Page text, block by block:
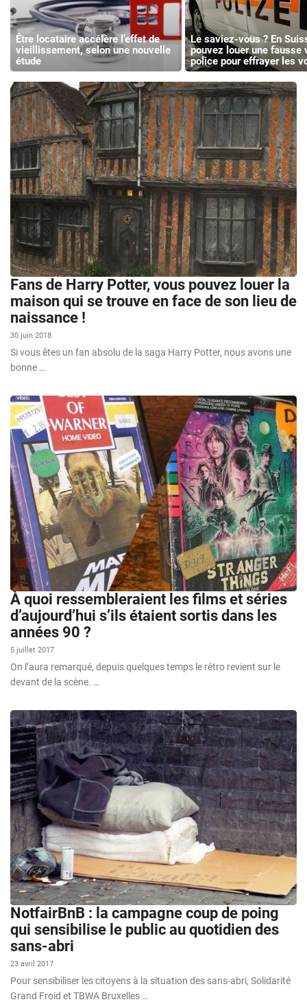
Être locataire accélère l’effet de
vieillissement, selon une nouvelle
étude
Le saviez-vous ? En
pouvez louer une fausse
police pour effrayer les
Fans de Harry Potter, vous pouvez louer la
maison qui se trouve en face de son lieu de
naissance !
30 juin 2018
Si vous êtes un fan absolu de la saga Harry Potter, nous avons une
bonne …
À quoi ressembleraient les films et séries
d’aujourd’hui s’ils étaient sortis dans les
années 90 ?
5 juillet 2017
On l’aura remarqué, depuis quelques temps le rétro revient sur le
devant de la scène. …
NotfairBnB : la campagne coup de poing
qui sensibilise le public au quotidien des
sans-abri
23 avril 2017
Pour sensibiliser les citoyens à la situation des sans-abri, Solidarité
Grand Froid et TBWA Bruxelles …